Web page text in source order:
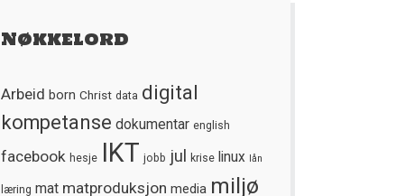
Nøkkelord
Arbeid born Christ data digital
kompetanse dokumentar english
facebook hesje IKT jobb jul krise linux lån
læring mat matproduksjon media miljø